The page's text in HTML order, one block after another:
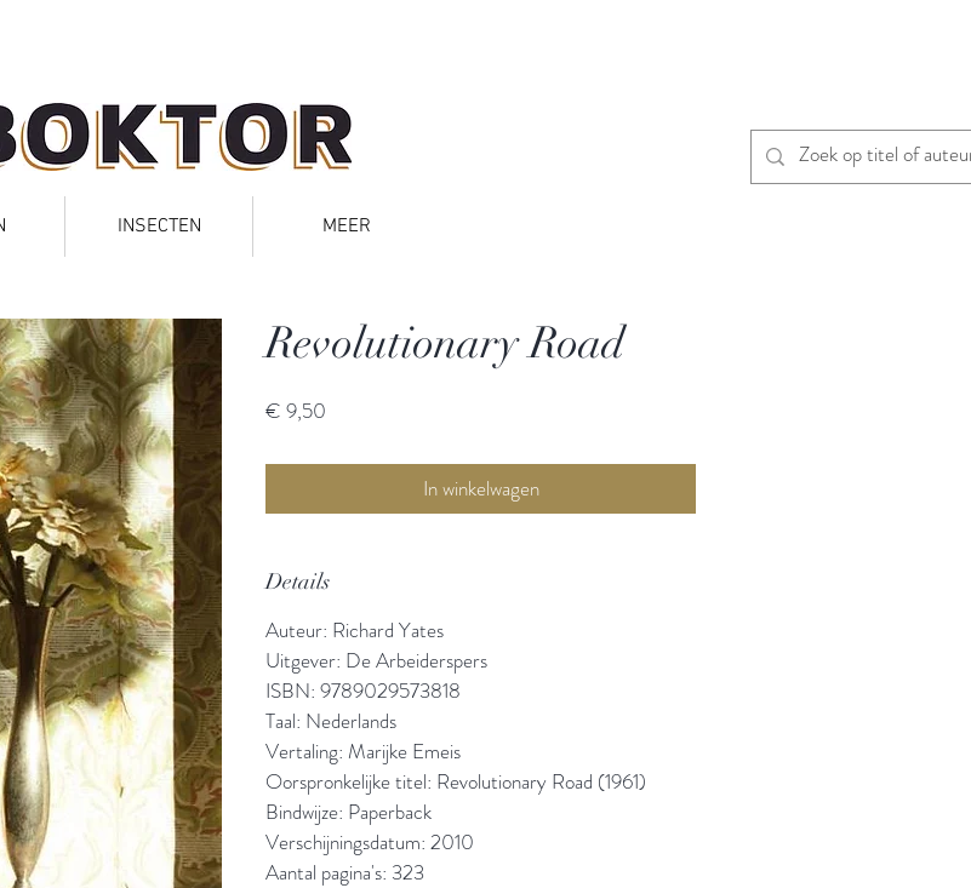
INSECTEN MEER
Revolutionary Road
€ 9,50
In winkelwagen
Details
Auteur: Richard Yates
Uitgever: De Arbeiderspers
ISBN: 9789029573818
Taal: Nederlands
Vertaling: Marijke Emeis
Oorspronkelijke titel: Revolutionary Road (1961)
Bindwijze: Paperback
Verschijningsdatum: 2010
Aantal pagina's: 323